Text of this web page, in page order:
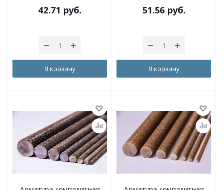
42.71 руб.
В корзину
51.56руб.
В корзину